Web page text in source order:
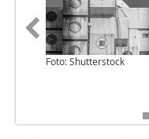
Foto: Shutterstock